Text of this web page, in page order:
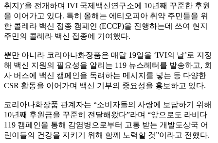
취지 )’을 전개하며 IVI 국제백신연구소에 10년째 꾸준한 후원
을 이어가고 있다. 특히 올해는 에티오피아 취약 주민들을 위
한 콜레라 백신 접종 캠페인 (ECCP)을 진행하는데 쓰여 현지
주민의 콜레라 백신 접종에 기여했다.
뿐만 아니라 코리아나화장품은 매달 19일을 ‘IVI의 날’로 지정
해 백신 지원의 필요성을 알리는 119 뉴스레터를 발송하고, 회
사 버스에 백신 캠페인을 독려하는 메시지를 넣는 등 다양한
CSR 활동을 이어가며 백신 기부의 중요성을 홍보하고 있다.
코리아나화장품 관계자는 “소비자들의 사랑에 보답하기 위해
10년째 후원금을 꾸준히 전달해왔다”라며 “앞으로도 라비다
119 캠페인을 통해 감염병으로부터 고통 받는 개발도상국 어
린이들의 건강을 지키기 위해 함께 노력할 것”이라고 전했다.